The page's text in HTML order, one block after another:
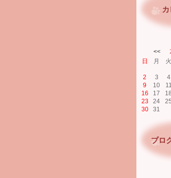
<<
日
月 火
2
3 4
9
10 11
16
17 18
23
24 25
30
31
ブロ